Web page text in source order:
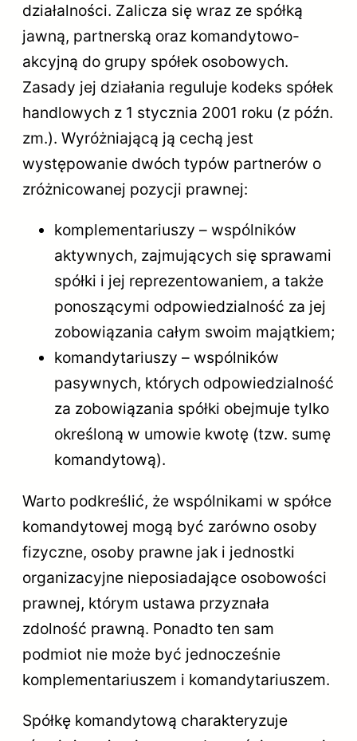
działalności. Zalicza się wraz ze spółką
jawną, partnerską oraz komandytowo-
akcyjną do grupy spółek osobowych.
Zasady jej działania reguluje kodeks spółek
handlowych z 1 stycznia 2001 roku (z późn.
zm.). Wyróżniającą ją cechą jest
występowanie dwóch typów partnerów o
zróżnicowanej pozycji prawnej:
komplementariuszy – wspólników
aktywnych, zajmujących się sprawami
spółki i jej reprezentowaniem, a także
ponoszącymi odpowiedzialność za jej
zobowiązania całym swoim majątkiem;
komandytariuszy – wspólników
pasywnych, których odpowiedzialność
za zobowiązania spółki obejmuje tylko
określoną w umowie kwotę (tzw. sumę
komandytową).
Warto podkreślić, że wspólnikami w spółce
komandytowej mogą być zarówno osoby
fizyczne, osoby prawne jak i jednostki
organizacyjne nieposiadające osobowości
prawnej, którym ustawa przyznała
zdolność prawną. Ponadto ten sam
podmiot nie może być jednocześnie
komplementariuszem i komandytariuszem.
Spółkę komandytową charakteryzuje